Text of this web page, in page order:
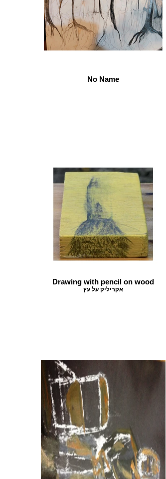
No Name
Drawing with pencil on wood
אקריליק על עץ